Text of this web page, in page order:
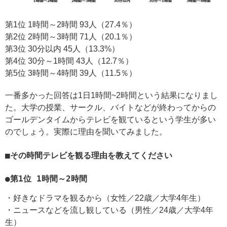
第1位 1時間～2時間 93人（27.4％）
第2位 2時間～3時間 71人（20.1％）
第3位 30分以内 45人（13.3%）
第4位 30分～1時間 43人（12.7％）
第5位 3時間～4時間 39人（11.5％）
一番多かった回答は1日1時間~2時間という結果になりまし
た。大学の授業、サークル、バイトなどが終わってからの
ゴールデンタイムからテレビを観ているという学生が多い
のでしょう。実際に理由を聞いてみました。
■その時間テレビを観る理由を教えてください
●第1位 1時間～2時間
・好きなドラマを観るから（女性／22歳／大学4年生）
・ニュースなどを流し観している（男性／24歳／大学4年
生）